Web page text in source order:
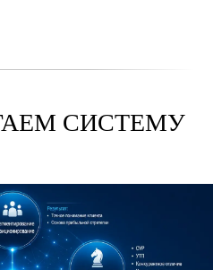
СИСТЕМУ